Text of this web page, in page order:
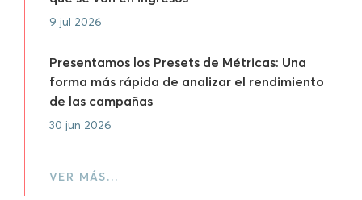
9 jul 2026
Presentamos los Presets de Métricas: Una
forma más rápida de analizar el rendimiento
de las campañas
30 jun 2026
VER MÁS…